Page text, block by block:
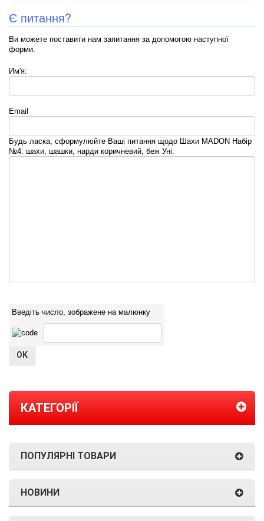
Є питання?
Ви можете поставити нам запитання за допомогою наступної
форми.
Им'я:
Email
Будь ласка, сформулюйте Ваші питання щодо Шахи MADON Набір
№4: шахи, шашки, нарди коричневий, беж Уні:
Введіть число, зображене на малюнку
КАТЕГОРІЇ
ПОПУЛЯРНІ ТОВАРИ
НОВИНИ